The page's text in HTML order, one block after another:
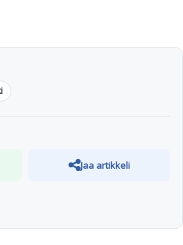
Jaa artikkeli